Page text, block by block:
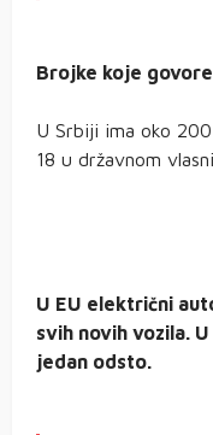
Brojke koje
U Srbiji ima oko
18 u državnom
U EU električni
svih novih vozila.
jedan odsto.